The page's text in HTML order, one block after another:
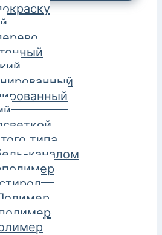
типа
каналом